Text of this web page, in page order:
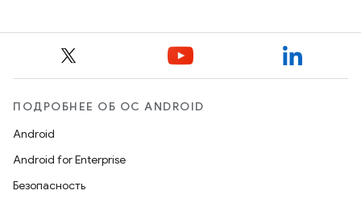
ПОДРОБНЕЕ ОБ ОС ANDROID
Android
Android for Enterprise
Безопасность